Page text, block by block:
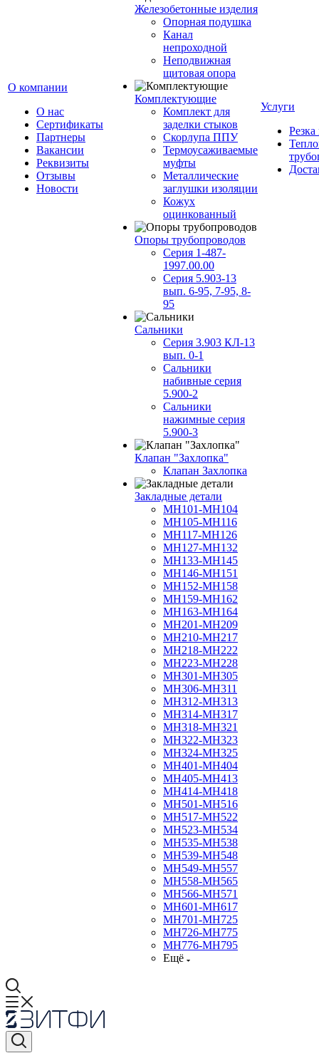
О компании
О нас
Сертификаты
Партнеры
Вакансии
Реквизиты
Отзывы
Новости
Железобетонные изделия
Опорная подушка
Канал
непроходной
Неподвижная
щитовая опора
Комплектующие
Комплект для
заделки стыков
Скорлупа ППУ
Термоусаживаемые
муфты
Металлические
заглушки изоляции
Кожух
оцинкованный
Опоры трубопроводов
Серия 1-487-
1997.00.00
Серия 5.903-13
вып. 6-95, 7-95, 8-
95
Сальники
Серия 3.903 КЛ-13
вып. 0-1
Сальники
набивные серия
5.900-2
Сальники
нажимные серия
5.900-3
Клапан "Захлопка"
Клапан Захлопка
Закладные детали
МН101-МН104
МН105-МН116
МН117-МН126
МН127-МН132
МН133-МН145
МН146-МН151
МН152-МН158
МН159-МН162
МН163-МН164
МН201-МН209
МН210-МН217
МН218-МН222
МН223-МН228
МН301-МН305
МН306-МН311
МН312-МН313
МН314-МН317
МН318-МН321
МН322-МН323
МН324-МН325
МН401-МН404
МН405-МН413
МН414-МН418
МН501-МН516
МН517-МН522
МН523-МН534
МН535-МН538
МН539-МН548
МН549-МН557
МН558-МН565
МН566-МН571
МН601-МН617
МН701-МН725
МН726-МН775
МН776-МН795
Ещё
Услуги
Резка